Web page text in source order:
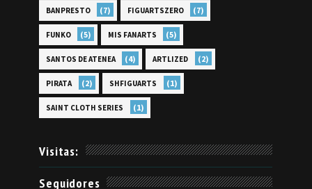
BANPRESTO (7) FIGUARTSZERO (7)
FUNKO (5) MIS FANARTS (5)
SANTOS DE ATENEA (4) ARTLIZED (2)
PIRATA (2) SHFIGUARTS (1)
SAINT CLOTH SERIES (1)
Visitas:
Seguidores